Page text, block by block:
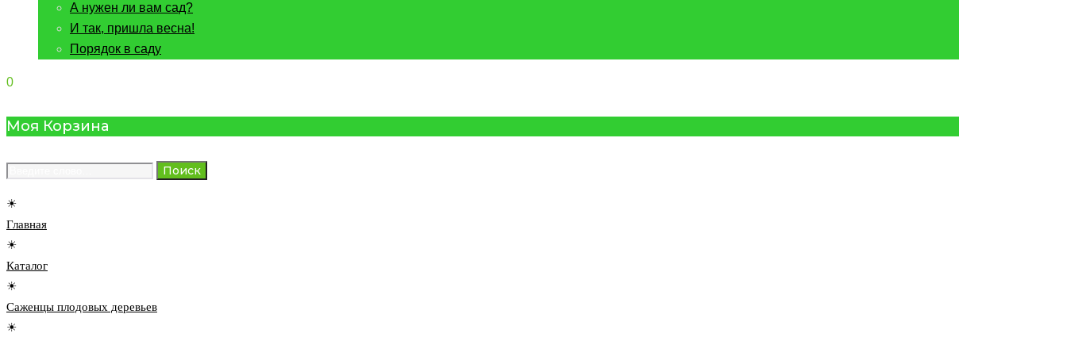
А нужен ли вам сад?
И так, пришла весна!
Порядок в саду
0
Моя Корзина
Поиск
☀
Главная
☀
Каталог
☀
Саженцы плодовых деревьев
☀